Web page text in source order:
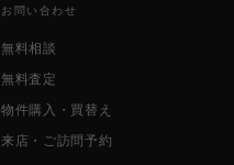
お問い合わせ
無料相談
無料査定
物件購入・買替え
来店・ご訪問予約